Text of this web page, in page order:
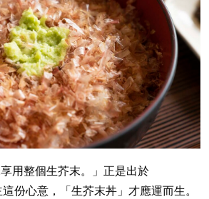
享用整個生芥末。」正是出於
這份心意，「生芥末丼」才應運而生。